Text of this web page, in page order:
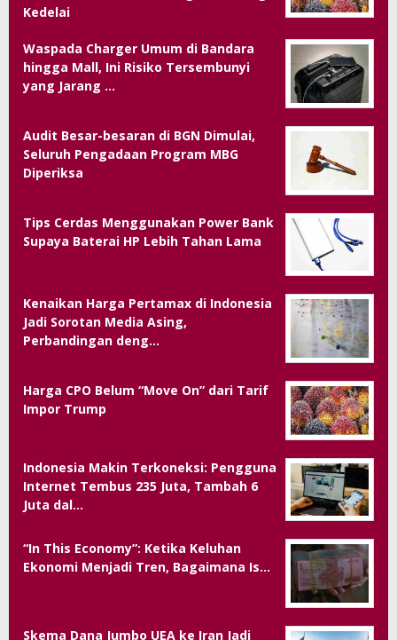
Kedelai
Waspada Charger Umum di Bandara
hingga Mall, Ini Risiko Tersembunyi
yang Jarang …
Audit Besar-besaran di BGN Dimulai,
Seluruh Pengadaan Program MBG
Diperiksa
Tips Cerdas Menggunakan Power Bank
Supaya Baterai HP Lebih Tahan Lama
Kenaikan Harga Pertamax di Indonesia
Jadi Sorotan Media Asing,
Perbandingan deng…
Harga CPO Belum “Move On” dari Tarif
Impor Trump
Indonesia Makin Terkoneksi: Pengguna
Internet Tembus 235 Juta, Tambah 6
Juta dal…
“In This Economy”: Ketika Keluhan
Ekonomi Menjadi Tren, Bagaimana Is…
Skema Dana Jumbo UEA ke Iran Jadi